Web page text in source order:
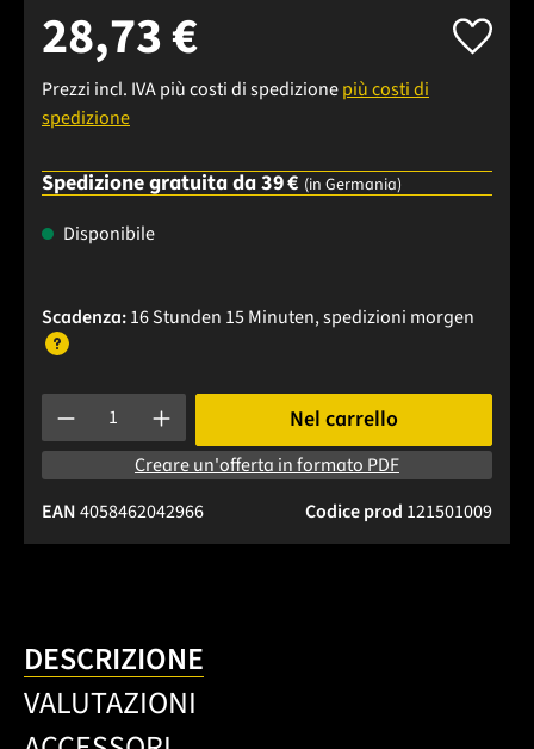
28,73 €
Prezzi incl. IVA più costi di spedizionepiù costi di
spedizione
Spedizione gratuita da 39 € (in Germania)
Disponibile
Scadenza:16 Stunden 15 Minuten, spedizioni morgen
Quantità del prodotto: inserisci la quantità desiderata o
Nel carrello
Creare un'offerta in formato PDF
Codice prod 121501009
EAN4058462042966
DESCRIZIONE
VALUTAZIONI